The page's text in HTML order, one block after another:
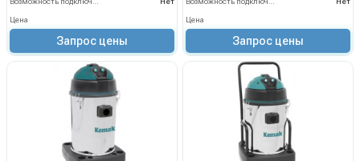
Возможность подключения электрощетки
Нет
Цена
Запрос цены
Возможность подключения электрощетки
Нет
Цена
Запрос цены